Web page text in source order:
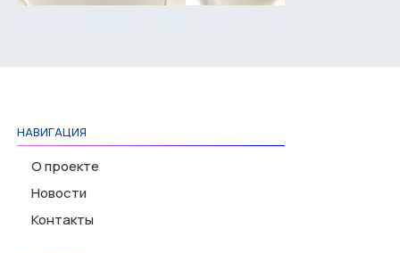
НАВИГАЦИЯ
О проекте
Новости
Контакты